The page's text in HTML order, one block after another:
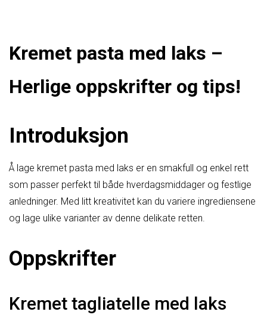
Kremet pasta med laks –
Herlige oppskrifter og tips!
Introduksjon
Å lage kremet pasta med laks er en smakfull og enkel rett
som passer perfekt til både hverdagsmiddager og festlige
anledninger. Med litt kreativitet kan du variere ingrediensene
og lage ulike varianter av denne delikate retten.
Oppskrifter
Kremet tagliatelle med laks